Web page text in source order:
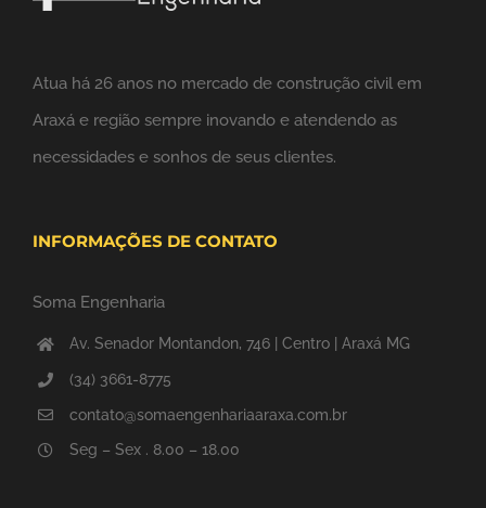
Atua há 26 anos no mercado de construção civil em
Araxá e região sempre inovando e atendendo as
necessidades e sonhos de seus clientes.
INFORMAÇÕES DE CONTATO
Soma Engenharia
Av. Senador Montandon, 746 | Centro | Araxá MG
(34) 3661-8775
contato@somaengenhariaaraxa.com.br
Seg – Sex . 8.00 – 18.00